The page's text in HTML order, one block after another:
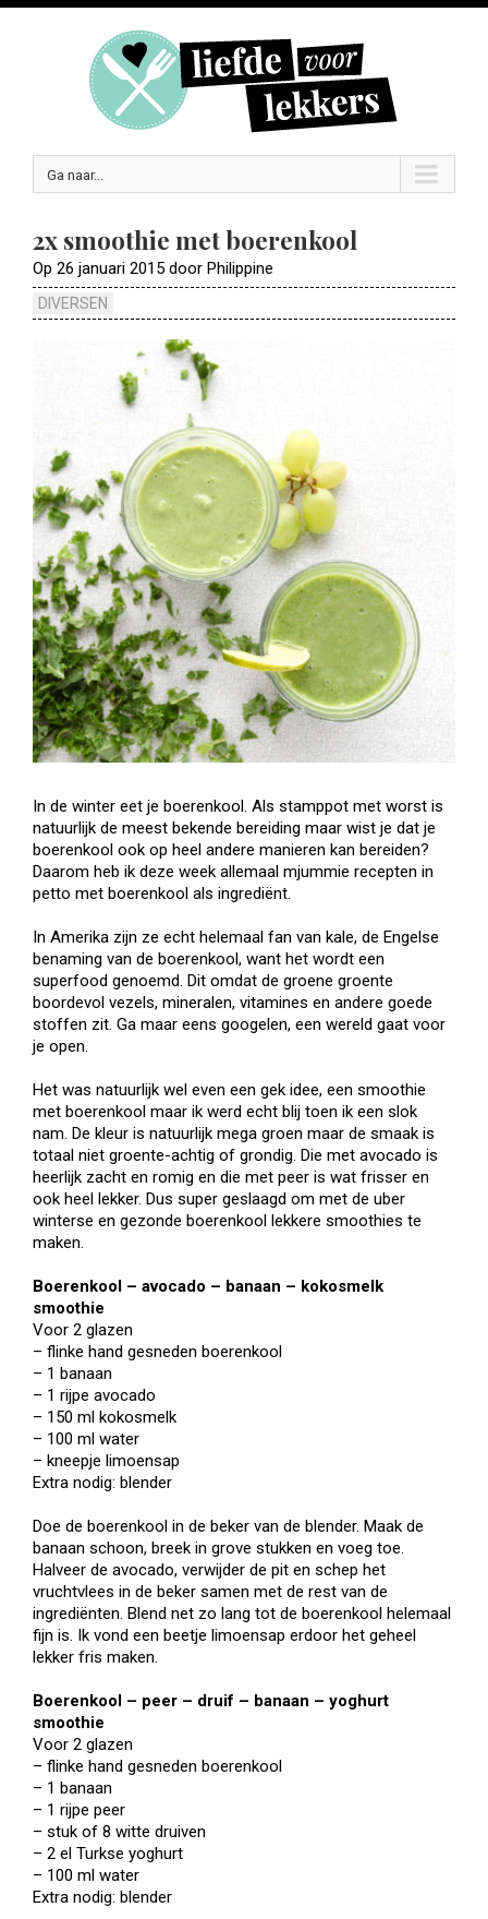
Ga naar...
2x smoothie met boerenkool
Op 26 januari 2015 door Philippine
DIVERSEN
In de winter eet je boerenkool. Als stamppot met worst is
natuurlijk de meest bekende bereiding maar wist je dat je
boerenkool ook op heel andere manieren kan bereiden?
Daarom heb ik deze week allemaal mjummie recepten in
petto met boerenkool als ingrediënt.
In Amerika zijn ze echt helemaal fan van kale, de Engelse
benaming van de boerenkool, want het wordt een
superfood genoemd. Dit omdat de groene groente
boordevol vezels, mineralen, vitamines en andere goede
stoffen zit. Ga maar eens googelen, een wereld gaat voor
je open.
Het was natuurlijk wel even een gek idee, een smoothie
met boerenkool maar ik werd echt blij toen ik een slok
nam. De kleur is natuurlijk mega groen maar de smaak is
totaal niet groente-achtig of grondig. Die met avocado is
heerlijk zacht en romig en die met peer is wat frisser en
ook heel lekker. Dus super geslaagd om met de uber
winterse en gezonde boerenkool lekkere smoothies te
maken.
Boerenkool – avocado – banaan – kokosmelk
smoothie
Voor 2 glazen
– flinke hand gesneden boerenkool
– 1 banaan
– 1 rijpe avocado
– 150 ml kokosmelk
– 100 ml water
– kneepje limoensap
Extra nodig: blender
Doe de boerenkool in de beker van de blender. Maak de
banaan schoon, breek in grove stukken en voeg toe.
Halveer de avocado, verwijder de pit en schep het
vruchtvlees in de beker samen met de rest van de
ingrediënten. Blend net zo lang tot de boerenkool helemaal
fijn is. Ik vond een beetje limoensap erdoor het geheel
lekker fris maken.
Boerenkool – peer – druif – banaan – yoghurt
smoothie
Voor 2 glazen
– flinke hand gesneden boerenkool
– 1 banaan
– 1 rijpe peer
– stuk of 8 witte druiven
– 2 el Turkse yoghurt
– 100 ml water
Extra nodig: blender